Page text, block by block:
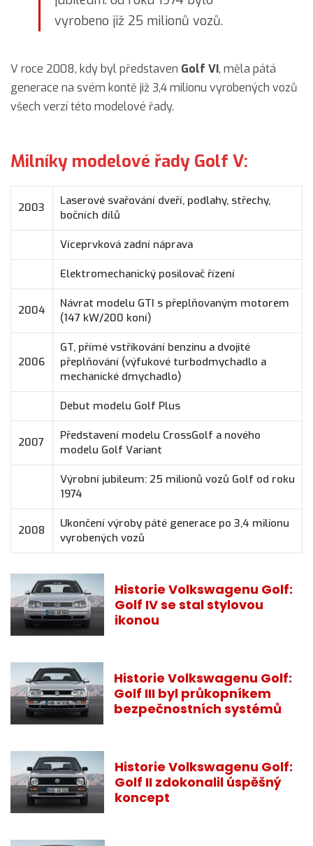
vyrobeno již 25 milionů vozů.
V roce 2008, kdy byl představen Golf VI, měla pátá
generace na svém kontě již 3,4 milionu vyrobených vozů
všech verzí této modelové řady.
Milníky modelové řady Golf V:
2003
Laserové svařování dveří, podlahy, střechy,
bočních dílů
Víceprvková zadní náprava
Elektromechanický posilovač řízení
2004
Návrat modelu GTI s přeplňovaným motorem
(147 kW/200 koní)
2006
GT, přímé vstřikování benzinu a dvojité
přeplňování (výfukové turbodmychadlo a
mechanické dmychadlo)
Debut modelu Golf Plus
2007
Představení modelu CrossGolf a nového
modelu Golf Variant
Výrobní jubileum: 25 milionů vozů Golf od roku
1974
2008
Ukončení výroby páté generace po 3,4 milionu
vyrobených vozů
Historie Volkswagenu Golf:
Golf IV se stal stylovou
ikonou
Historie Volkswagenu Golf:
Golf III byl průkopníkem
bezpečnostních systémů
Historie Volkswagenu Golf:
Golf II zdokonalil úspěšný
koncept